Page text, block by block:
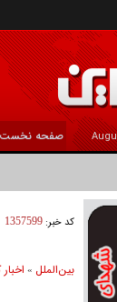
صفحه نخست
کد خبر: 1357599
بين‌الملل »